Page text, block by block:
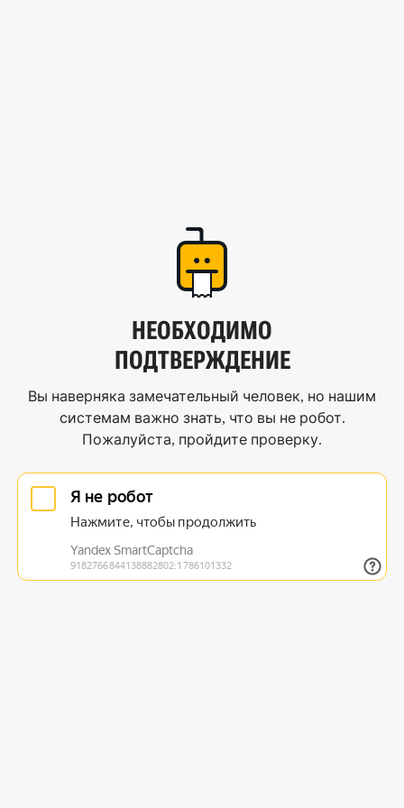
НЕОБХОДИМО
ПОДТВЕРЖДЕНИЕ
Вы наверняка замечательный человек, но нашим
системам важно знать, что вы не робот.
Пожалуйста, пройдите проверку.